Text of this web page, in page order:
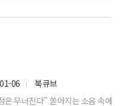
06
북큐브
은 무너진다” 쏟아지는 소음 속에